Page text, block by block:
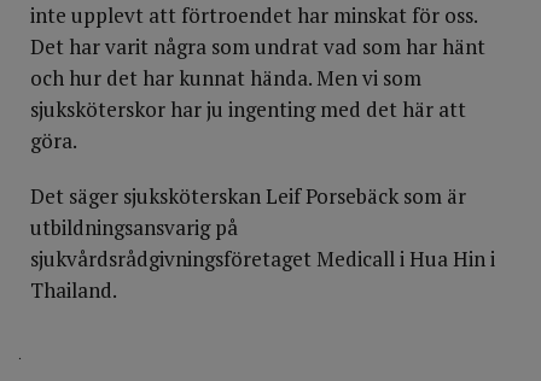
inte upplevt att förtroendet har minskat för oss.
Det har varit några som undrat vad som har hänt
och hur det har kunnat hända. Men vi som
sjuksköterskor har ju ingenting med det här att
göra.
Det säger sjuksköterskan Leif Porsebäck som är
utbildningsansvarig på
sjukvårdsrådgivningsföretaget Medicall i Hua Hin i
Thailand.
.